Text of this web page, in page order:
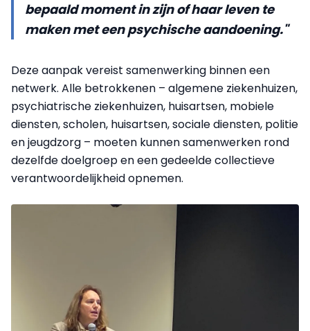
bepaald moment in zijn of haar leven te
maken met een psychische aandoening."
Deze aanpak vereist samenwerking binnen een
netwerk. Alle betrokkenen – algemene ziekenhuizen,
psychiatrische ziekenhuizen, huisartsen, mobiele
diensten, scholen, huisartsen, sociale diensten, politie
en jeugdzorg – moeten kunnen samenwerken rond
dezelfde doelgroep en een gedeelde collectieve
verantwoordelijkheid opnemen.